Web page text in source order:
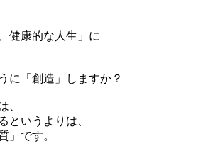
健康的な人生」に
に「創造」しますか？
、
というよりは、
」です。